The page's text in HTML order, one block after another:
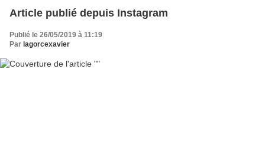
Article publié depuis Instagram
Publié le 26/05/2019 à 11:19
Par lagorcexavier